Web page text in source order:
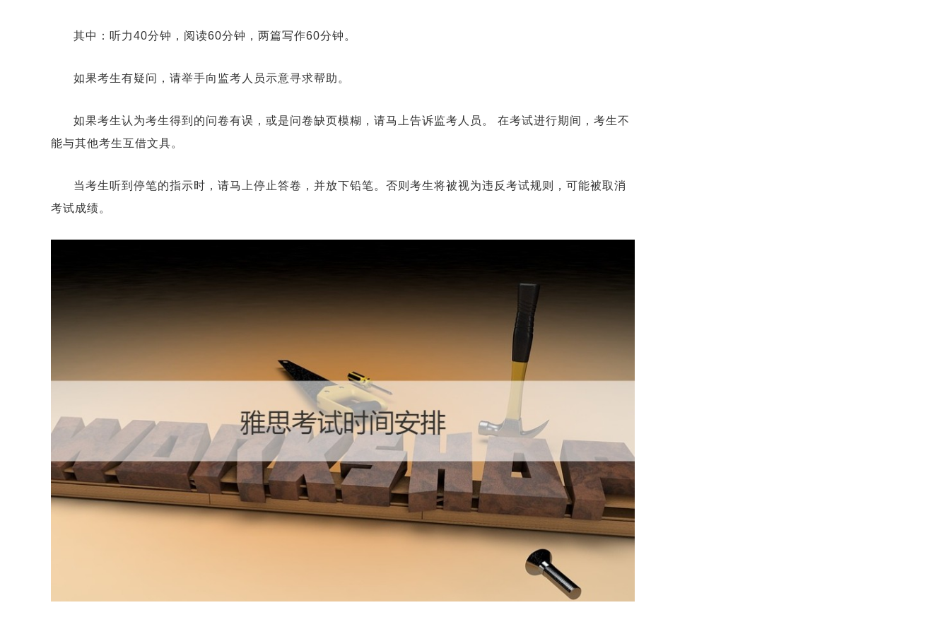
其中：听力40分钟，阅读60分钟，两篇写作60分钟。
如果考生有疑问，请举手向监考人员示意寻求帮助。
如果考生认为考生得到的问卷有误，或是问卷缺页模糊，请马上告诉监考人员。 在考试进行期间，考生不
能与其他考生互借文具。
当考生听到停笔的指示时，请马上停止答卷，并放下铅笔。否则考生将被视为违反考试规则，可能被取消
考试成绩。